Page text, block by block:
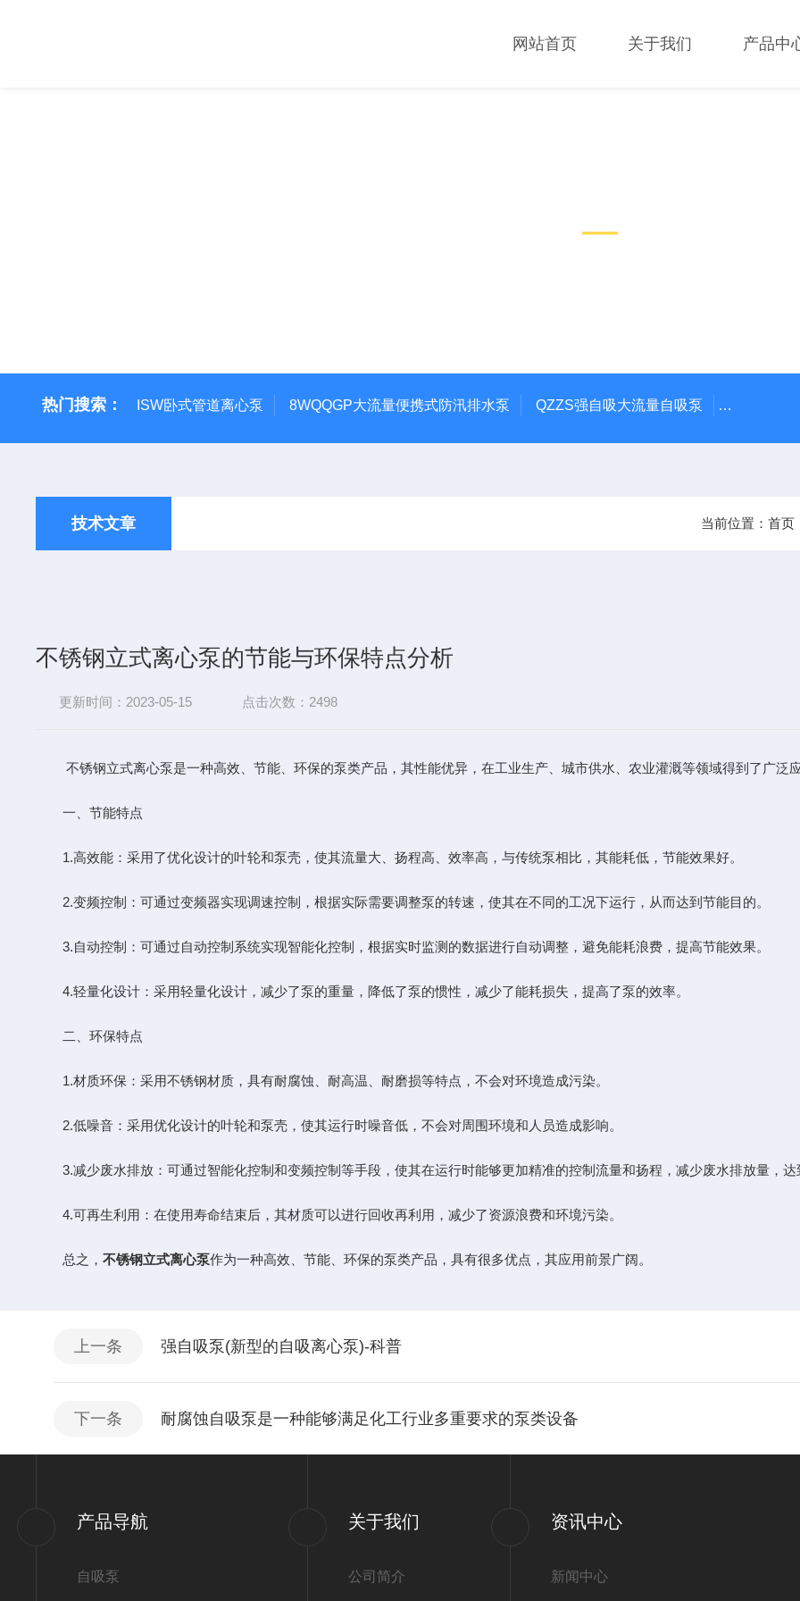
网站首页 关于我们 产品中
热门搜索： ISW卧式管道离心泵 8WQQGP大流量便携式防汛排水泵 QZZS强自吸大流量自吸泵 QZZS防汛
技术文章 当前位置： 首页
不锈钢立式离心泵的节能与环保特点分析
更新时间：2023-05-15 点击次数：2498
不锈钢立式离心泵是一种高效、节能、环保的泵类产品，其性能优异，在工业生产、城市供水、农业灌溉等领域得到了广泛
一、节能特点
1.高效能：采用了优化设计的叶轮和泵壳，使其流量大、扬程高、效率高，与传统泵相比，其能耗低，节能效果好。
2.变频控制：可通过变频器实现调速控制，根据实际需要调整泵的转速，使其在不同的工况下运行，从而达到节能目的。
3.自动控制：可通过自动控制系统实现智能化控制，根据实时监测的数据进行自动调整，避免能耗浪费，提高节能效果。
4.轻量化设计：采用轻量化设计，减少了泵的重量，降低了泵的惯性，减少了能耗损失，提高了泵的效率。
二、环保特点
1.材质环保：采用不锈钢材质，具有耐腐蚀、耐高温、耐磨损等特点，不会对环境造成污染。
2.低噪音：采用优化设计的叶轮和泵壳，使其运行时噪音低，不会对周围环境和人员造成影响。
3.减少废水排放：可通过智能化控制和变频控制等手段，使其在运行时能够更加精准的控制流量和扬程，减少废水排放量，达
4.可再生利用：在使用寿命结束后，其材质可以进行回收再利用，减少了资源浪费和环境污染。
总之，不锈钢立式离心泵作为一种高效、节能、环保的泵类产品，具有很多优点，其应用前景广阔。
上一条 强自吸泵(新型的自吸离心泵)-科普
下一条 耐腐蚀自吸泵是一种能够满足化工行业多重要求的泵类设备
产品导航
自吸泵
关于我们
公司简介
资讯中心
新闻中心